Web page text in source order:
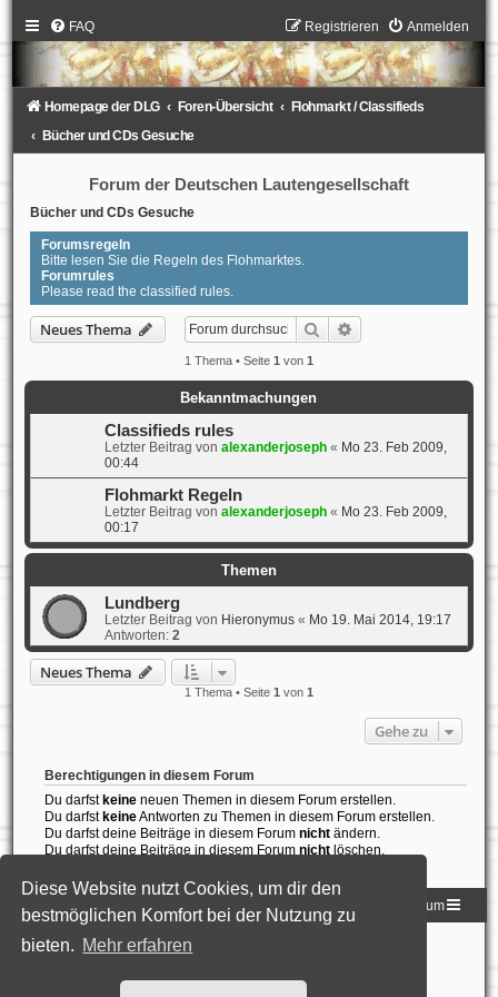
Diese Website nutzt Cookies, um dir den
bestmöglichen Komfort bei der Nutzung zu
bieten. Mehr erfahren
FAQ Anmelden
Registrieren
Homepage der DLG Foren-Übersicht
Flohmarkt / Classifieds
Bücher und CDs Gesuche
Forum der Deutschen Lautengesellschaft
Bücher und CDs Gesuche
Forumsregeln
Bitte lesen Sie die Regeln des Flohmarktes.
Forumrules
Please read the classified rules.
Neues Thema Suche
1 Thema • Seite 1 von 1
Bekanntmachungen
Classifieds rules
Letzter Beitrag von alexanderjoseph« Mo 23. Feb 2009,
00:44
Flohmarkt Regeln
Letzter Beitrag von alexanderjoseph« Mo 23. Feb 2009,
00:17
Themen
Lundberg
Letzter Beitrag von Hieronymus« Mo 19. Mai 2014, 19:17
Antworten: 2
Neues Thema
1 Thema • Seite 1 von 1
Gehe zu
Berechtigungen in diesem Forum
Du darfst keineneuen Themen in diesem Forum erstellen.
Du darfst keineAntworten zu Themen in diesem Forum erstellen.
Du darfst deine Beiträge in diesem Forum nichtändern.
Du darfst deine Beiträge in diesem Forum nichtlöschen.
Homepage der DLG Foren-Übersicht Impressum
Powered byphpBB® Forum Software © phpBB Limited
Style: Black-Silver-Split by Joyce&LunaphpBB-Style-Design